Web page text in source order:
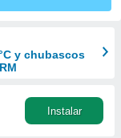
y chubascos
Instalar